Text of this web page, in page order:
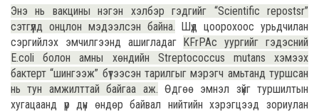
Энэ нь вакцины нэгэн хэлбэр гэдгийг “Scientific repostsr”
сэтгүүлд онцлон мэдээлсэн байна. Шүд цоорохоос урьдчилан
сэргийлэх эмчилгээнд ашигладаг KFrPAc уургийг гэдэсний
E.coli болон амны хөндийн Streptococcus mutans хэмээх
бактерт “шингээж” бүтээсэн тарилгыг мэрэгч амьтанд туршсан
нь тун амжилттай байгаа аж. Өдгөө эмнэл зүйг туршилтын
хугацаанд үр дүн өндөр байвал нийтийн хэрэгцээд зориулан